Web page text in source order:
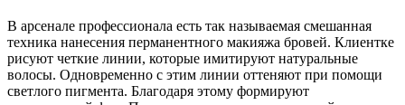
В арсенале профессионала есть так называемая смешанная
техника нанесения перманентного макияжа бровей. Клиентке
рисуют четкие линии, которые имитируют натуральные
волосы. Одновременно с этим линии оттеняют при помощи
светлого пигмента. Благодаря этому формируют